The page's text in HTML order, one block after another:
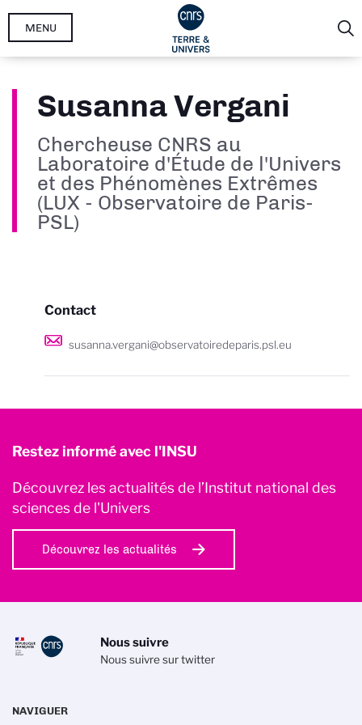
Aller
MENU
Susanna Vergani
Chercheuse CNRS au
Laboratoire d'Étude de l'Univers
et des Phénomènes Extrêmes
(LUX - Observatoire de Paris-
PSL)
Contact
susanna.vergani@observatoiredeparis.psl.eu
Restez informé avec l'INSU
Découvrez les actualités de l’Institut national des
sciences de l'Univers
Découvrez les actualités
Nous suivre
Nous suivre sur twitter
NAVIGUER